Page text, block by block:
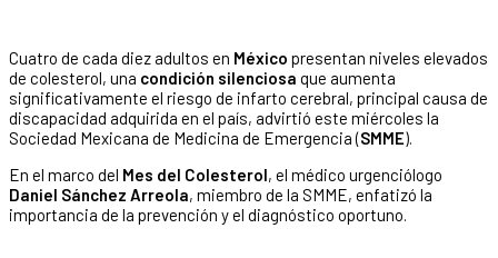
Cuatro de cada diez adultos en México presentan niveles elevados
de colesterol, una condición silenciosa que aumenta
significativamente el riesgo de infarto cerebral, principal causa de
discapacidad adquirida en el país, advirtió este miércoles la
Sociedad Mexicana de Medicina de Emergencia (SMME).
En el marco del Mes del Colesterol, el médico urgenciólogo
Daniel Sánchez Arreola, miembro de la SMME, enfatizó la
importancia de la prevención y el diagnóstico oportuno.